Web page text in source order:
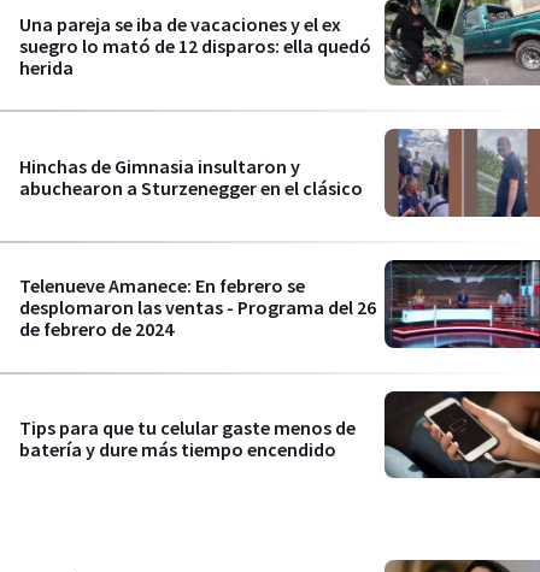
Una pareja se iba de vacaciones y el ex
suegro lo mató de 12 disparos: ella quedó
herida
Hinchas de Gimnasia insultaron y
abuchearon a Sturzenegger en el clásico
Telenueve Amanece: En febrero se
desplomaron las ventas - Programa del 26
de febrero de 2024
Tips para que tu celular gaste menos de
batería y dure más tiempo encendido